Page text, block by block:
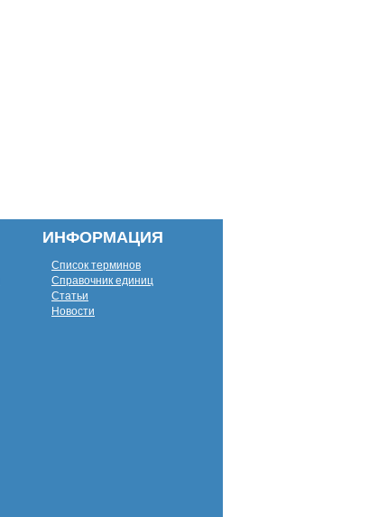
ИНФОРМАЦИЯ
Список терминов
Справочник единиц
Статьи
Новости